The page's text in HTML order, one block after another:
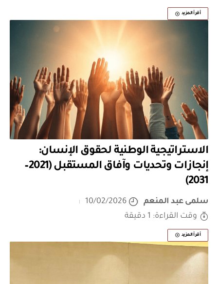
أقرأ المزيد
الاستراتيجية الوطنية لحقوق الإنسان:
إنجازات وتحديات وآفاق المستقبل (2021–
2031)
سلمى عبد المنعم
10/02/2026
وقت القراءة: 1 دقيقة
أقرأ المزيد